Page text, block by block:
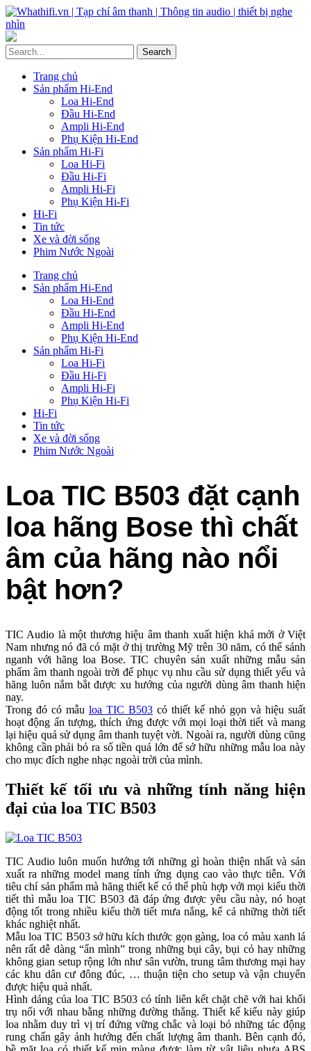
Trang chủ
Sản phẩm Hi-End
Loa Hi-End
Đầu Hi-End
Ampli Hi-End
Phụ Kiện Hi-End
Sản phẩm Hi-Fi
Loa Hi-Fi
Đầu Hi-Fi
Ampli Hi-Fi
Phụ Kiện Hi-Fi
Hi-Fi
Tin tức
Xe và đời sống
Phim Nước Ngoài
Trang chủ
Sản phẩm Hi-End
Loa Hi-End
Đầu Hi-End
Ampli Hi-End
Phụ Kiện Hi-End
Sản phẩm Hi-Fi
Loa Hi-Fi
Đầu Hi-Fi
Ampli Hi-Fi
Phụ Kiện Hi-Fi
Hi-Fi
Tin tức
Xe và đời sống
Phim Nước Ngoài
Loa TIC B503 đặt cạnh
loa hãng Bose thì chất
âm của hãng nào nổi
bật hơn?
TIC Audio là một thương hiệu âm thanh xuất hiện khá mới ở Việt
Nam nhưng nó đã có mặt ở thị trường Mỹ trên 30 năm, có thể sánh
nganh với hãng loa Bose. TIC chuyên sản xuất những mẫu sản
phẩm âm thanh ngoài trời để phục vụ nhu cầu sử dụng thiết yếu và
hãng luôn nắm bắt được xu hướng của người dùng âm thanh hiện
nay.
Trong đó có mẫu loa TIC B503 có thiết kế nhỏ gọn và hiệu suất
hoạt động ấn tượng, thích ứng được với mọi loại thời tiết và mang
lại hiệu quả sử dụng âm thanh tuyệt vời. Ngoài ra, người dùng cũng
không cần phải bỏ ra số tiền quá lớn để sở hữu những mẫu loa này
cho mục đích nghe nhạc ngoài trời của mình.
Thiết kế tối ưu và những tính năng hiện
đại của loa TIC B503
TIC Audio luôn muốn hướng tới những gì hoàn thiện nhất và sản
xuất ra những model mang tính ứng dụng cao vào thực tiễn. Với
tiêu chí sản phẩm mà hãng thiết kế có thể phù hợp với mọi kiểu thời
tiết thì mẫu loa TIC B503 đã đáp ứng được yêu cầu này, nó hoạt
động tốt trong nhiều kiểu thời tiết mưa nắng, kể cả những thời tiết
khác nghiệt nhất.
Mẫu loa TIC B503 sở hữu kích thước gọn gàng, loa có màu xanh lá
nên rất dễ dàng “ẩn mình” trong những bụi cây, bụi cỏ hay những
không gian setup rộng lớn như sân vườn, trung tâm thương mại hay
các khu dân cư đông đúc, … thuận tiện cho setup và vận chuyển
được hiệu quả nhất.
Hình dáng của loa TIC B503 có tính liên kết chặt chẽ với hai khối
trụ nối với nhau bằng những đường thẳng. Thiết kế kiểu này giúp
loa nhằm duy trì vị trí đứng vững chắc và loại bỏ những tác động
rung chấn gây ảnh hưởng đến chất lượng âm thanh. Bên cạnh đó,